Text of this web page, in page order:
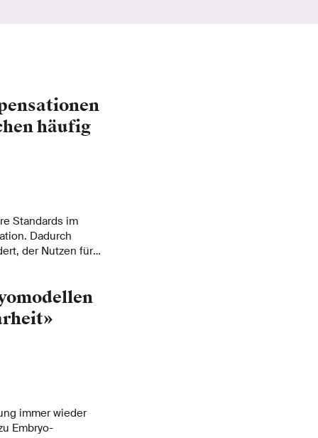
häufig
Standards im
Dadurch
der Nutzen für
immer wieder
Embryo-